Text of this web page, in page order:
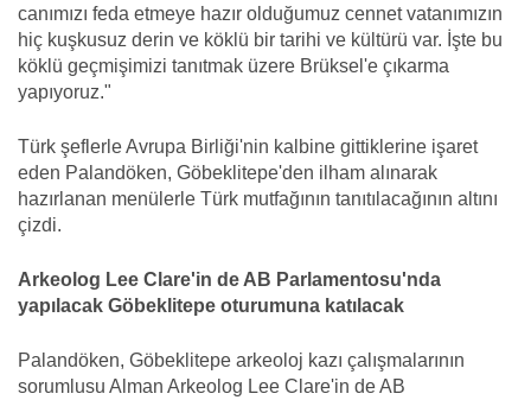
canımızı feda etmeye hazır olduğumuz cennet vatanımızın
hiç kuşkusuz derin ve köklü bir tarihi ve kültürü var. İşte bu
köklü geçmişimizi tanıtmak üzere Brüksel'e çıkarma
yapıyoruz."
Türk şeflerle Avrupa Birliği'nin kalbine gittiklerine işaret
eden Palandöken, Göbeklitepe'den ilham alınarak
hazırlanan menülerle Türk mutfağının tanıtılacağının altını
çizdi.
Arkeolog Lee Clare'in de AB Parlamentosu'nda
yapılacak Göbeklitepe oturumuna katılacak
Palandöken, Göbeklitepe arkeoloj kazı çalışmalarının
sorumlusu Alman Arkeolog Lee Clare'in de AB